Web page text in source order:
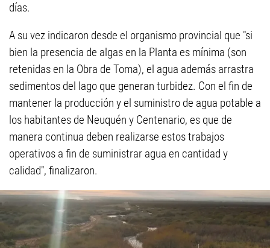
días.
A su vez indicaron desde el organismo provincial que "si
bien la presencia de algas en la Planta es mínima (son
retenidas en la Obra de Toma), el agua además arrastra
sedimentos del lago que generan turbidez. Con el fin de
mantener la producción y el suministro de agua potable a
los habitantes de Neuquén y Centenario, es que de
manera continua deben realizarse estos trabajos
operativos a fin de suministrar agua en cantidad y
calidad", finalizaron.